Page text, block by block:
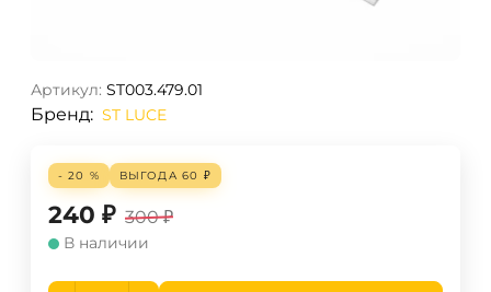
Артикул: ST003.479.01
Бренд: ST LUCE
- 20 % ВЫГОДА 60 ₽
240 ₽ 300 ₽
В наличии